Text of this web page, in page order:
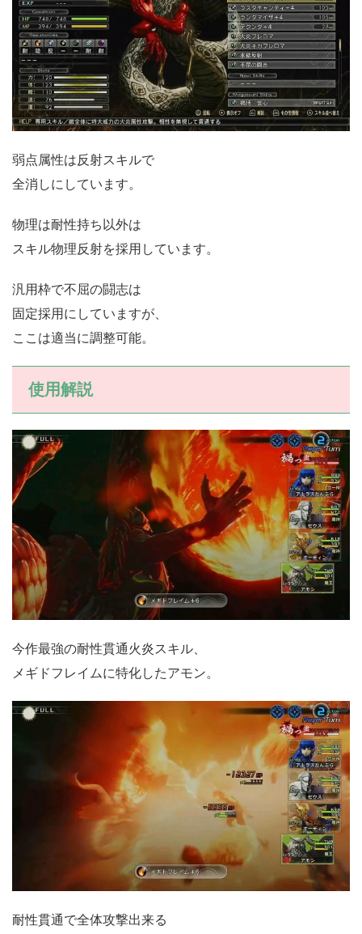
弱点属性は反射スキルで
全消しにしています。
物理は耐性持ち以外は
スキル物理反射を採用しています。
汎用枠で不屈の闘志は
固定採用にしていますが、
ここは適当に調整可能。
使用解説
今作最強の耐性貫通火炎スキル、
メギドフレイムに特化したアモン。
耐性貫通で全体攻撃出来る